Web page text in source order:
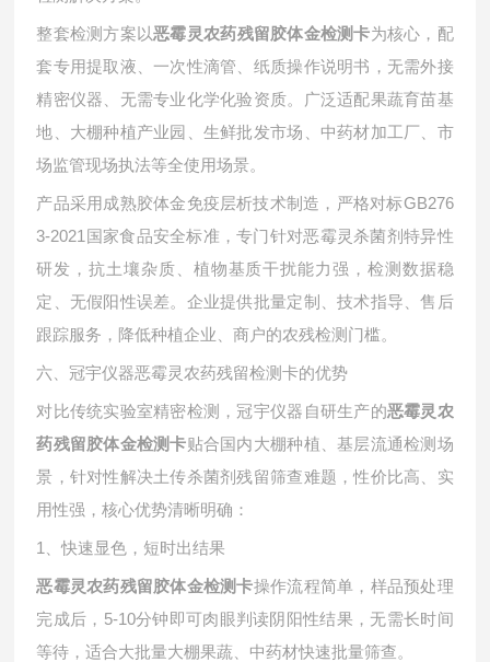
整套检测方案以恶霉灵农药残留胶体金检测卡为核心，配
套专用提取液、一次性滴管、纸质操作说明书，无需外接
精密仪器、无需专业化学化验资质。广泛适配果蔬育苗基
地、大棚种植产业园、生鲜批发市场、中药材加工厂、市
场监管现场执法等全使用场景。
产品采用成熟胶体金免疫层析技术制造，严格对标GB276
3-2021国家食品安全标准，专门针对恶霉灵杀菌剂特异性
研发，抗土壤杂质、植物基质干扰能力强，检测数据稳
定、无假阳性误差。企业提供批量定制、技术指导、售后
跟踪服务，降低种植企业、商户的农残检测门槛。
六、冠宇仪器恶霉灵农药残留检测卡的优势
对比传统实验室精密检测，冠宇仪器自研生产的恶霉灵农
药残留胶体金检测卡贴合国内大棚种植、基层流通检测场
景，针对性解决土传杀菌剂残留筛查难题，性价比高、实
用性强，核心优势清晰明确：
1、快速显色，短时出结果
恶霉灵农药残留胶体金检测卡操作流程简单，样品预处理
完成后， 5-10分钟即可肉眼判读阴阳性结果，无需长时间
等待，适合大批量大棚果蔬、中药材快速批量筛查。